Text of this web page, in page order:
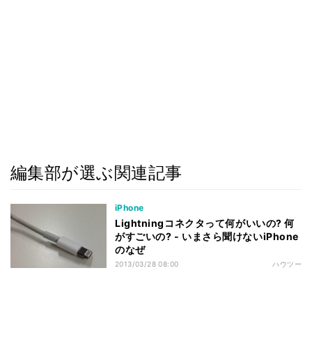
編集部が選ぶ関連記事
iPhone
Lightningコネクタって何がいいの? 何
がすごいの? - いまさら聞けないiPhone
のなぜ
2013/03/28 08:00 ハウツー